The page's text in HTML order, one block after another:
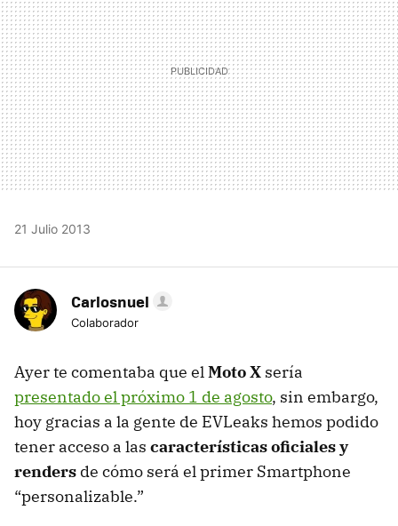
21 Julio 2013
Carlosnuel
Colaborador
Ayer te comentaba que elMoto X sería
presentado el próximo 1 de agosto, sin embargo,
hoy gracias a la gente de EVLeaks hemos podido
tener acceso a las características oficiales y
renders de cómo será el primer Smartphone
“personalizable.”